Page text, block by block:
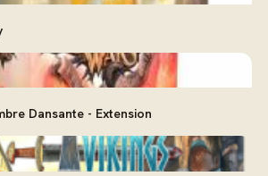
Dansante - Extension